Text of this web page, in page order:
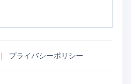
｜ プライバシーポリシー